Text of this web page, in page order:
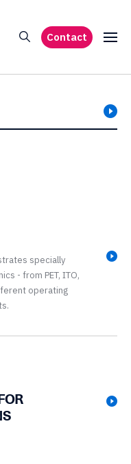
Contact
specially
- from PET, ITO,
operating